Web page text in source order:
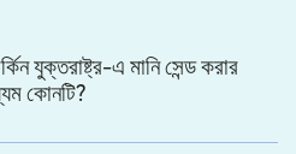
যুক্তরাষ্ট্র-এ মানি সেন্ড করার
কোনটি?